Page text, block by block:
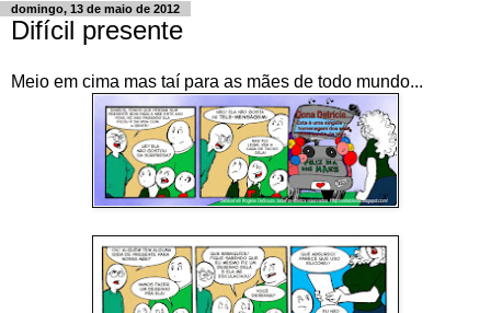
domingo, 13 de maio de 2012
Difícil presente
Meio em cima mas taí para as mães de todo mundo...